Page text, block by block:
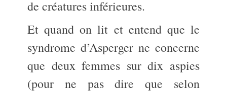
de créatures inférieures.
Et quand on lit et entend que le
syndrome d’Asperger ne concerne
que deux femmes sur dix aspies
(pour ne pas dire que selon